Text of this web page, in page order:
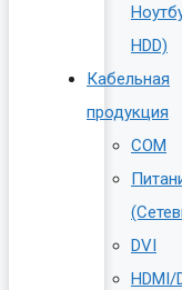
HDD)
Кабельная
продукция
COM
DVI
HDMI/